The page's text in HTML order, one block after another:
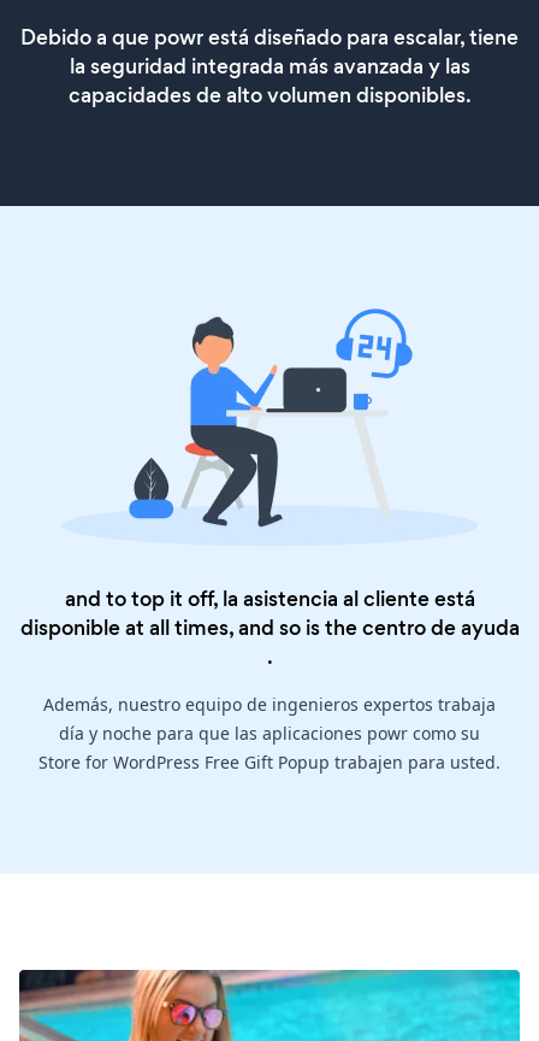
Debido a que powr está diseñado para escalar, tiene
la seguridad integrada más avanzada y las
capacidades de alto volumen disponibles.
and to top it off, la asistencia al cliente está
disponible at all times, and so is thecentro de ayuda
.
Además, nuestro equipo de ingenieros expertos trabaja
día y noche para que las aplicaciones powr como su
Store for WordPress Free Gift Popup trabajen para usted.